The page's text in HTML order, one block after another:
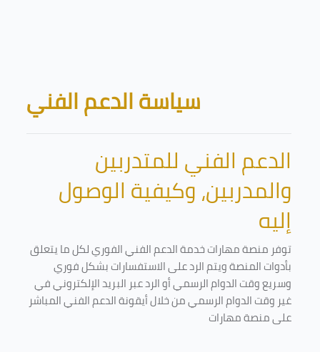
Blocks
سياسة الدعم الفني
الدعم الفني للمتدربين
والمدربين، وكيفية الوصول
إليه
توفر منصة مهارات خدمة الدعم الفني الفوري لكل ما يتعلق
بأدوات المنصة ويتم الرد على الاستفسارات بشكل فوري
وسريع وقت الدوام الرسمي أو الرد عبر البريد الإلكتروني في
غير وقت الدوام الرسمي من خلال أيقونة الدعم الفني المباشر
على منصة مهارات